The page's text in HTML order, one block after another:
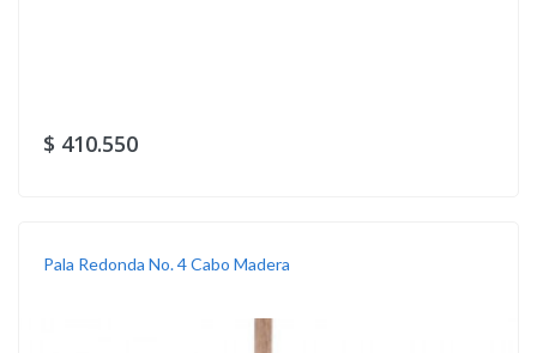
$ 410.550
Pala Redonda No. 4 Cabo Madera